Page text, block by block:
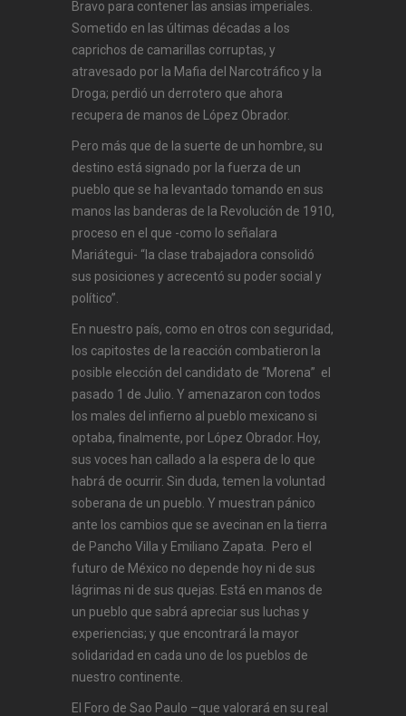
Bravo para contener las ansias imperiales.
Sometido en las últimas décadas a los
caprichos de camarillas corruptas, y
atravesado por la Mafia del Narcotráfico y la
Droga; perdió un derrotero que ahora
recupera de manos de López Obrador.
Pero más que de la suerte de un hombre, su
destino está signado por la fuerza de un
pueblo que se ha levantado tomando en sus
manos las banderas de la Revolución de 1910,
proceso en el que -como lo señalara
Mariátegui- “la clase trabajadora consolidó
sus posiciones y acrecentó su poder social y
político”.
En nuestro país, como en otros con seguridad,
los capitostes de la reacción combatieron la
posible elección del candidato de “Morena” el
pasado 1 de Julio. Y amenazaron con todos
los males del infierno al pueblo mexicano si
optaba, finalmente, por López Obrador. Hoy,
sus voces han callado a la espera de lo que
habrá de ocurrir. Sin duda, temen la voluntad
soberana de un pueblo. Y muestran pánico
ante los cambios que se avecinan en la tierra
de Pancho Villa y Emiliano Zapata. Pero el
futuro de México no depende hoy ni de sus
lágrimas ni de sus quejas. Está en manos de
un pueblo que sabrá apreciar sus luchas y
experiencias; y que encontrará la mayor
solidaridad en cada uno de los pueblos de
nuestro continente.
El Foro de Sao Paulo –que valorará en su real